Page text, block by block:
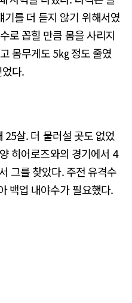
를 더 듣지 않기 위해서였
로 꼽힐 만큼 몸을 사리지
몸무게도 5㎏ 정도 줄였
다.
25살. 더 물러설 곳도 없었
히어로즈와의 경기에서 4
그를 찾았다. 주전 유격수
백업 내야수가 필요했다.